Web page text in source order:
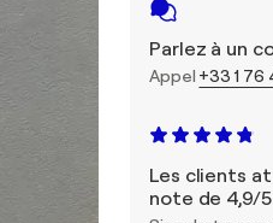
Parlez à un
Appel +33 1 76
Les clients
note de 4,9/5